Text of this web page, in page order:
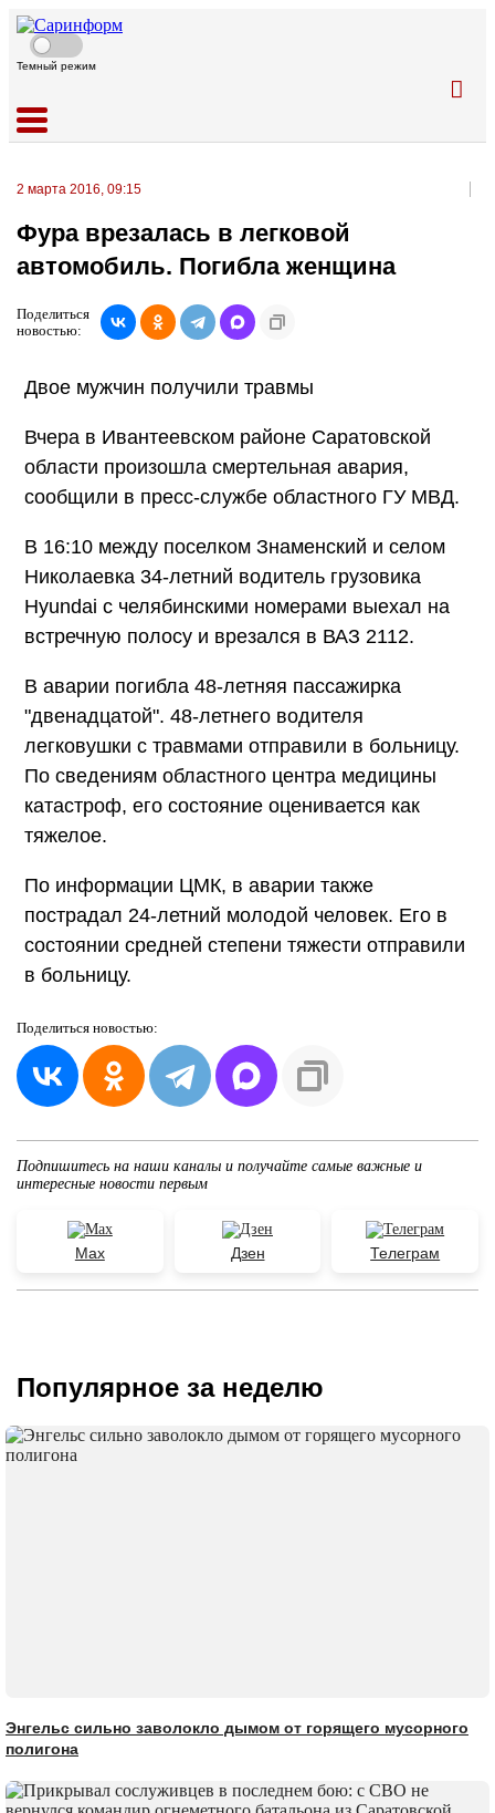
Темный режим
2 марта 2016, 09:15
Фура врезалась в легковой
автомобиль. Погибла женщина
Поделиться
новостью:
Двое мужчин получили травмы
Вчера в Ивантеевском районе Саратовской
области произошла смертельная авария,
сообщили в пресс-службе областного ГУ МВД.
В 16:10 между поселком Знаменский и селом
Николаевка 34-летний водитель грузовика
Hyundai с челябинскими номерами выехал на
встречную полосу и врезался в ВАЗ 2112.
В аварии погибла 48-летняя пассажирка
"двенадцатой". 48-летнего водителя
легковушки с травмами отправили в больницу.
По сведениям областного центра медицины
катастроф, его состояние оценивается как
тяжелое.
По информации ЦМК, в аварии также
пострадал 24-летний молодой человек. Его в
состоянии средней степени тяжести отправили
в больницу.
Поделиться новостью:
Подпишитесь на наши каналы и получайте самые важные и
интересные новости первым
Max Дзен Телеграм
Популярное за неделю
Энгельс сильно заволокло дымом от горящего мусорного
полигона